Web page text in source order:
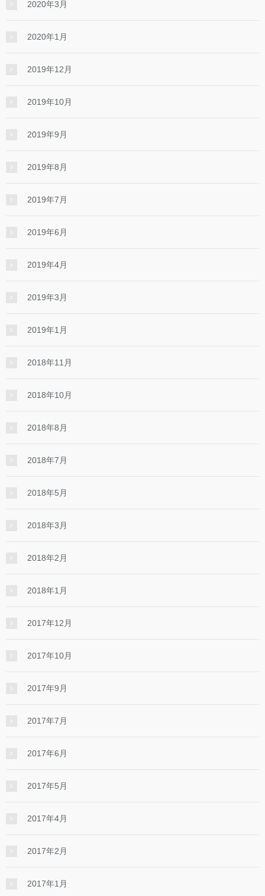
2020年3月
2020年1月
2019年12月
2019年10月
2019年9月
2019年8月
2019年7月
2019年6月
2019年4月
2019年3月
2019年1月
2018年11月
2018年10月
2018年8月
2018年7月
2018年5月
2018年3月
2018年2月
2018年1月
2017年12月
2017年10月
2017年9月
2017年7月
2017年6月
2017年5月
2017年4月
2017年2月
2017年1月